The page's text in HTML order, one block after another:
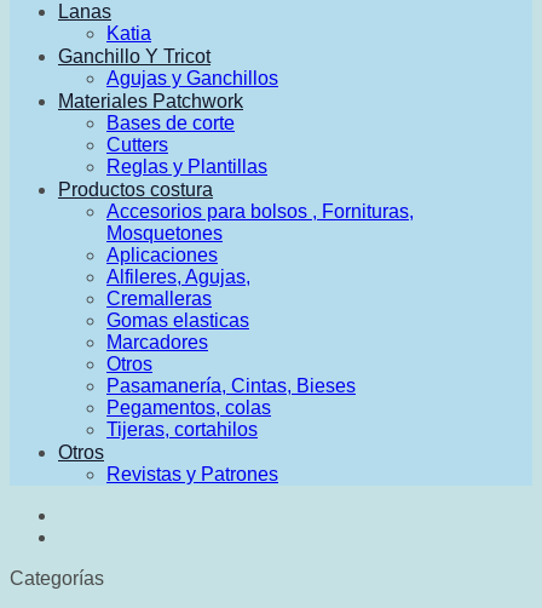
Lanas
Katia
Ganchillo Y Tricot
Agujas y Ganchillos
Materiales Patchwork
Bases de corte
Cutters
Reglas y Plantillas
Productos costura
Accesorios para bolsos , Fornituras,
Mosquetones
Aplicaciones
Alfileres, Agujas,
Cremalleras
Gomas elasticas
Marcadores
Otros
Pasamanería, Cintas, Bieses
Pegamentos, colas
Tijeras, cortahilos
Otros
Revistas y Patrones
Categorías